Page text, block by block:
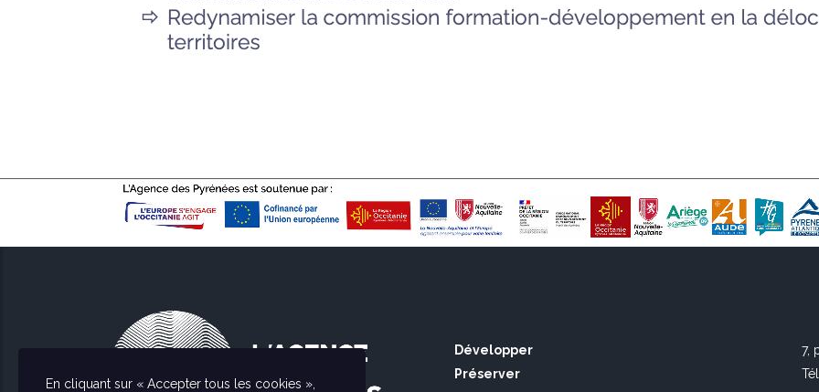
Développer
Préserver
7,
En cliquant sur « Accepter tous les cookies »,